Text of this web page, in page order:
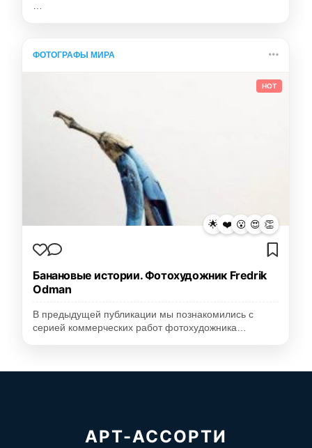
…
ФОТОГРАФЫ МИРА
HOT
🌟 ❤️ 😮 😍 👏
Банановые истории. Фотохудожник Fredrik
Odman
В предыдущей публикации мы познакомились с
серией коммерческих работ фотохудожника…
АРТ-АССОРТИ